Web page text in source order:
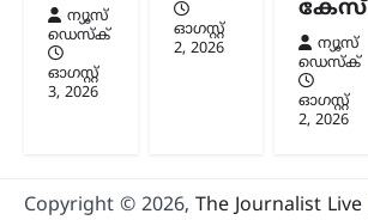
ന്യൂസ്
ഡെസ്ക്
ഓഗസ്റ്റ്‌
3, 2026
ഓഗസ്റ്റ്‌
2, 2026
കേസ്
ന്യൂസ്
ഡെസ്ക്
ഓഗസ്റ്റ്‌
2, 2026
Copyright © 2026, The Journalist Live